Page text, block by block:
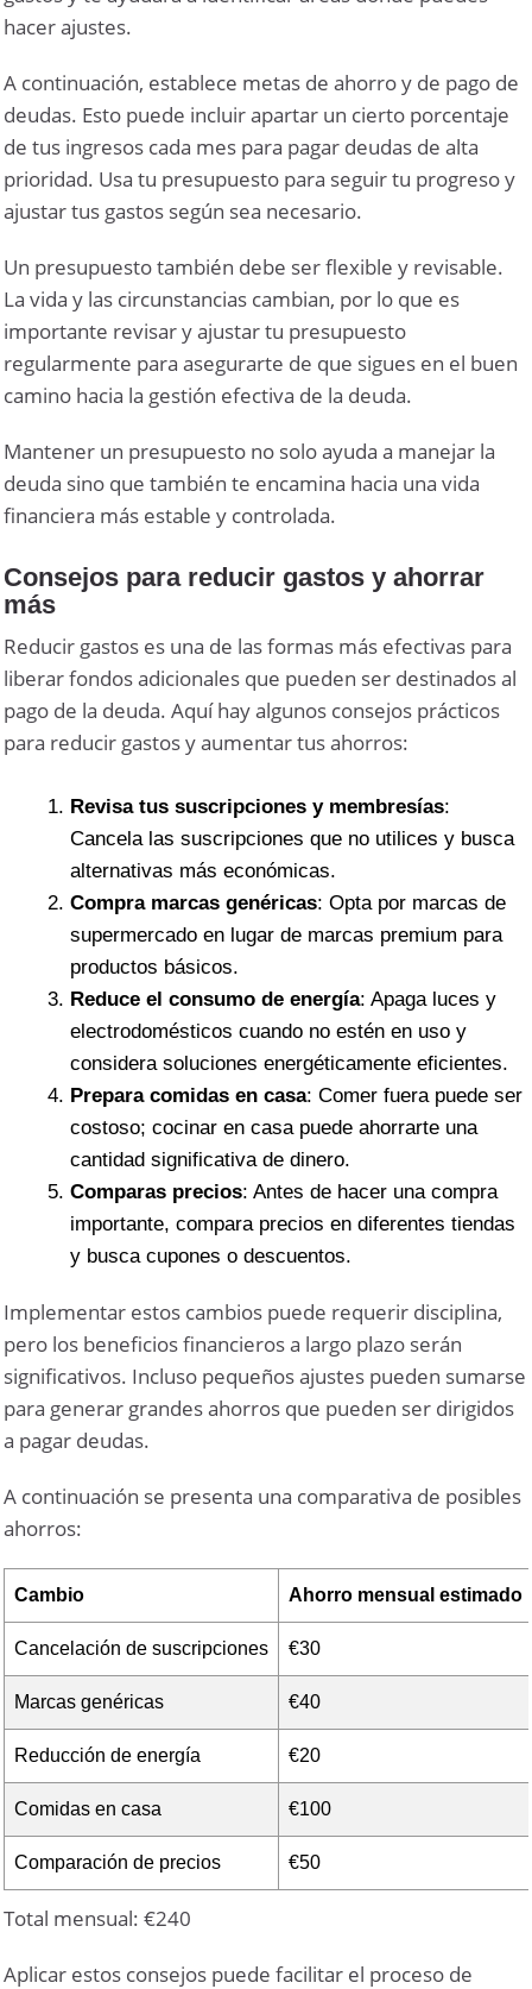
hacer ajustes.
A continuación, establece metas de ahorro y de pago de
deudas. Esto puede incluir apartar un cierto porcentaje
de tus ingresos cada mes para pagar deudas de alta
prioridad. Usa tu presupuesto para seguir tu progreso y
ajustar tus gastos según sea necesario.
Un presupuesto también debe ser flexible y revisable.
La vida y las circunstancias cambian, por lo que es
importante revisar y ajustar tu presupuesto
regularmente para asegurarte de que sigues en el buen
camino hacia la gestión efectiva de la deuda.
Mantener un presupuesto no solo ayuda a manejar la
deuda sino que también te encamina hacia una vida
financiera más estable y controlada.
Consejos para reducir gastos y ahorrar
más
Reducir gastos es una de las formas más efectivas para
liberar fondos adicionales que pueden ser destinados al
pago de la deuda. Aquí hay algunos consejos prácticos
para reducir gastos y aumentar tus ahorros:
Revisa tus suscripciones y membresías:
Cancela las suscripciones que no utilices y busca
alternativas más económicas.
Compra marcas genéricas: Opta por marcas de
supermercado en lugar de marcas premium para
productos básicos.
Reduce el consumo de energía: Apaga luces y
electrodomésticos cuando no estén en uso y
considera soluciones energéticamente eficientes.
Prepara comidas en casa: Comer fuera puede ser
costoso; cocinar en casa puede ahorrarte una
cantidad significativa de dinero.
Comparas precios: Antes de hacer una compra
importante, compara precios en diferentes tiendas
y busca cupones o descuentos.
Implementar estos cambios puede requerir disciplina,
pero los beneficios financieros a largo plazo serán
significativos. Incluso pequeños ajustes pueden sumarse
para generar grandes ahorros que pueden ser dirigidos
a pagar deudas.
A continuación se presenta una comparativa de posibles
ahorros:
Cambio Ahorro mensual estimado
Cancelación de suscripciones €30
Marcas genéricas €40
Reducción de energía €20
Comidas en casa €100
Comparación de precios €50
Total mensual: €240
Aplicar estos consejos puede facilitar el proceso de